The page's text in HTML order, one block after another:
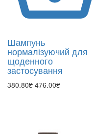
Шампунь
нормалізуючий для
щоденного
застосування
380.80₴ 476.00₴